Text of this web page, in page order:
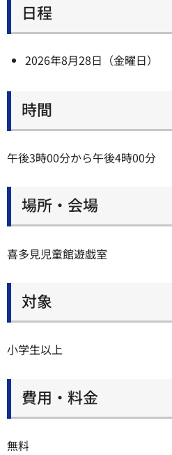
日程
2026年8月28日（金曜日）
時間
午後3時00分から午後4時00分
場所・会場
喜多見児童館遊戯室
対象
小学生以上
費用・料金
無料